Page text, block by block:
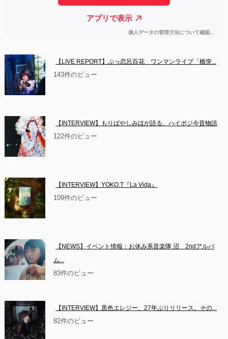
【LIVE REPORT】ぶっ恋呂百花　ワンマンライブ「楯突...
143件のビュー
【INTERVIEW】もりばやしみほが語る、ハイポジ今昔物語
122件のビュー
【INTERVIEW】YOKO.T『La Vida』
109件のビュー
【NEWS】イベント情報：お休み系音楽隊 沼　2ndアルバ
ム...
83件のビュー
【INTERVIEW】黒色エレジー、27年ぶりリリース。その...
82件のビュー